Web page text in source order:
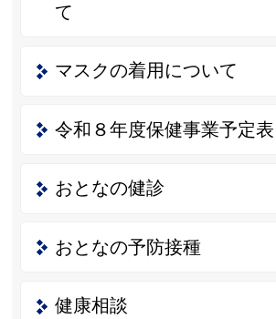
て
マスクの着用について
令和８年度保健事業予定
おとなの健診
おとなの予防接種
健康相談